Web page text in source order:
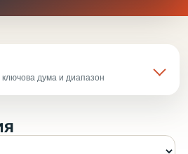
дума и диапазон